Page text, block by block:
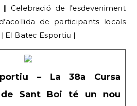
| Celebració de l’esdeveniment
de participants locals
El Batec Esportiu |
– La 38a Cursa
de Sant Boi té un nou